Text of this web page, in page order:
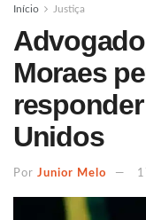
Início Justiça
Moraes
Unidos
Por Junior Melo